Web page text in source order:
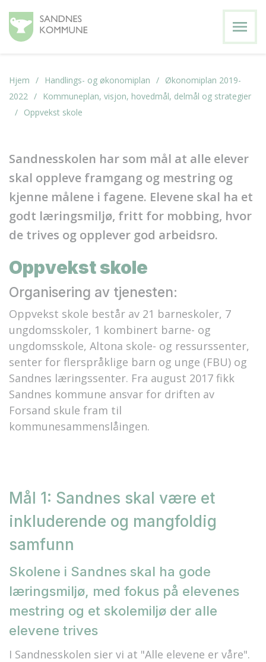
menu
Hjem Handlings- og økonomiplan
Økonomiplan 2019-
2022
Kommuneplan, visjon, hovedmål, delmål og strategier
Oppvekst skole
Sandnesskolen har som mål at alle elever
skal oppleve framgang og mestring og
kjenne målene i fagene. Elevene skal ha et
godt læringsmiljø, fritt for mobbing, hvor
de trives og opplever god arbeidsro.
Oppvekst skole
Organisering av tjenesten:
Oppvekst skole består av 21 barneskoler, 7
ungdomsskoler, 1 kombinert barne- og
ungdomsskole, Altona skole- og ressurssenter,
senter for flerspråklige barn og unge (FBU) og
Sandnes læringssenter. Fra august 2017 fikk
Sandnes kommune ansvar for driften av
Forsand skule fram til
kommunesammenslåingen.
Mål 1: Sandnes skal være et
inkluderende og mangfoldig
samfunn
Skolene i Sandnes skal ha gode
læringsmiljø, med fokus på elevenes
mestring og et skolemiljø der alle
elevene trives
I Sandnesskolen sier vi at "Alle elevene er våre".